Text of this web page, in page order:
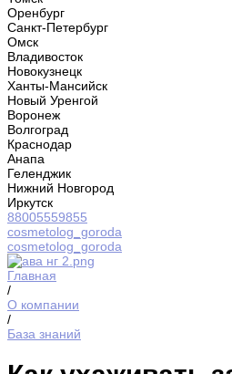
Оренбург
Санкт-Петербург
Омск
Владивосток
Новокузнецк
Ханты-Мансийск
Новый Уренгой
Воронеж
Волгоград
Краснодар
Анапа
Геленджик
Нижний Новгород
Иркутск
88005559855
cosmetolog_goroda
cosmetolog_goroda
Главная
/
О компании
/
База знаний